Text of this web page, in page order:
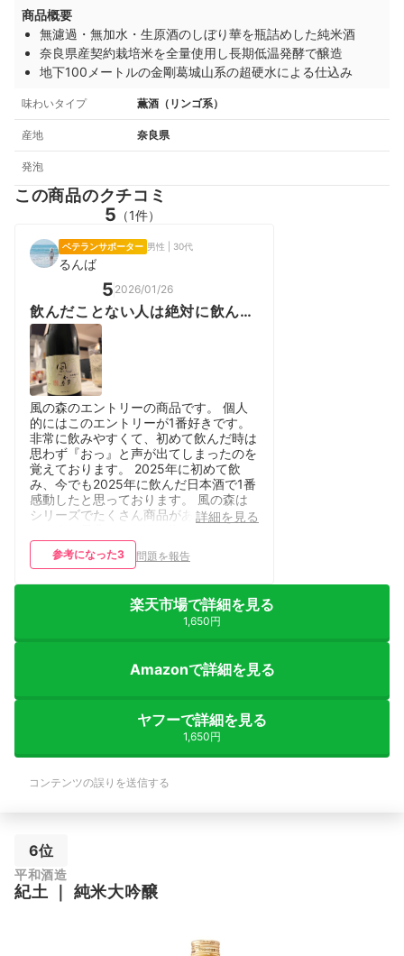
商品概要
無濾過・無加水・生原酒のしぼり華を瓶詰めした純米酒
奈良県産契約栽培米を全量使用し長期低温発酵で醸造
地下100メートルの金剛葛城山系の超硬水による仕込み
味わいタイプ 薫酒（リンゴ系）
産地 奈良県
発泡
この商品のクチコミ
5 （1件）
ベテランサポーター 男性 | 30代
るんば
5 2026/01/26
飲んだことない人は絶対に飲んで
欲しい商品です
風の森のエントリーの商品です。 個人
的にはこのエントリーが1番好きです。
非常に飲みやすくて、初めて飲んだ時は
思わず『おっ』と声が出てしまったのを
覚えております。 2025年に初めて飲
み、今でも2025年に飲んだ日本酒で1番
感動したと思っております。 風の森は
シリーズでたくさん商品があるので初め
す。
詳細を見る
参考になった3 問題を報告
楽天市場で詳細を見る
1,650円
Amazonで詳細を見る
ヤフーで詳細を見る
1,650円
コンテンツの誤りを送信する
6位
平和酒造
紀土 純米大吟醸